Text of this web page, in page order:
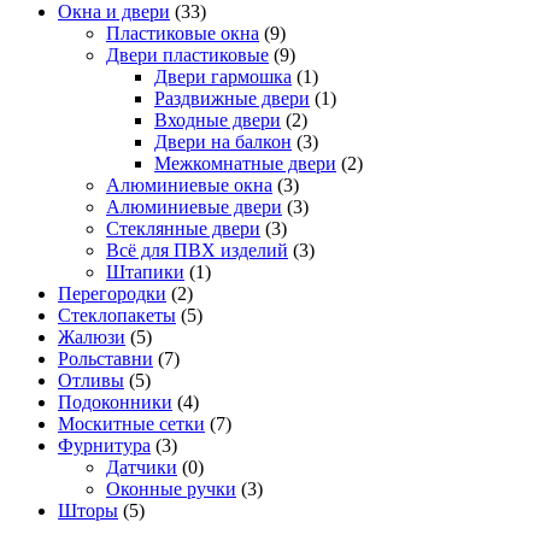
Окна и двери (33)
Пластиковые окна (9)
Двери пластиковые (9)
Двери гармошка (1)
Раздвижные двери (1)
Входные двери (2)
Двери на балкон (3)
Межкомнатные двери (2)
Алюминиевые окна (3)
Алюминиевые двери (3)
Стеклянные двери (3)
Всё для ПВХ изделий (3)
Штапики (1)
Перегородки (2)
Стеклопакеты (5)
Жалюзи (5)
Рольставни (7)
Отливы (5)
Подоконники (4)
Москитные сетки (7)
Фурнитура (3)
Датчики (0)
Оконные ручки (3)
Шторы (5)